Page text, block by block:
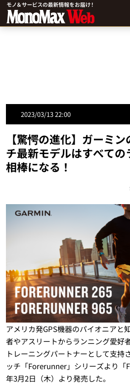
2023/03/13 22:00
【驚愕の進化】ガーミ
チ最新モデルはすべて
相棒になる！
アメリカ発GPS機器のパイオニアと
者やアスリートからランニング愛好
トレーニングパートナーとして支持
ッチ「Forerunner」シリーズより「
年3月2日（木）より発売した。